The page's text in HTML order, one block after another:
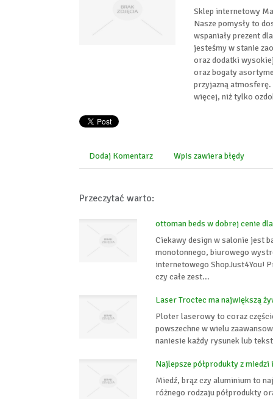
Sklep internetowy
Nasze pomysły to
wspaniały prezent
jesteśmy w stanie
oraz dodatki
oraz bogaty
przyjazną atmosferę.
więcej, niż tylko
Dodaj Komentarz Wpis zawiera błędy
Przeczytać warto:
ottoman beds w dobrej cenie
Ciekawy design w salonie jest
monotonnego, biurowego
internetowego ShopJust4You!
czy całe zest...
Laser Troctec ma największą
Ploter laserowy to coraz
powszechne w wielu
naniesie każdy rysunek lub
Najlepsze półprodukty z miedzi
Miedź, brąz czy aluminium to
różnego rodzaju półprodukty